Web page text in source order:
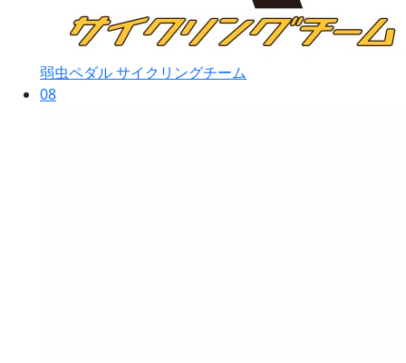
弱虫ペダル サイクリングチーム
08